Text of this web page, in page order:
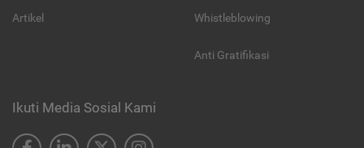
Artikel Whistleblowing
Anti Gratifikasi
Ikuti Media Sosial Kami